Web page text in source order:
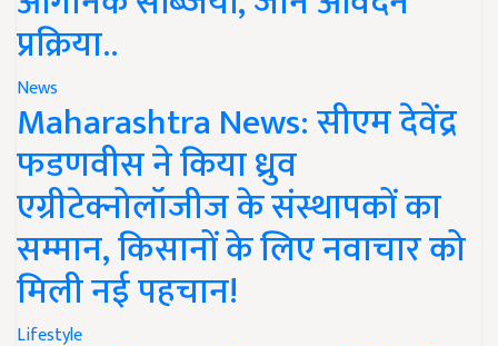
प्रक्रिया..
News
Maharashtra News: सीएम देवेंद्र
फडणवीस ने किया ध्रुव
एग्रीटेक्नोलॉजीज के संस्थापकों का
सम्मान, किसानों के लिए नवाचार को
मिली नई पहचान!
Lifestyle